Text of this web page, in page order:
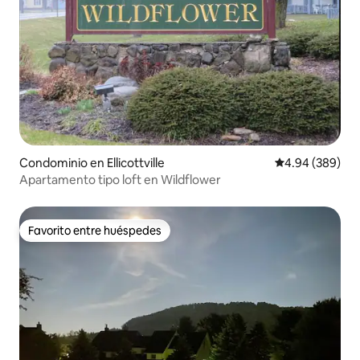
Condominio en Ellicottville Calificación
4.94 (389)
Apartamento tipo loft en Wildflower
Favorito entre huéspedes
Favorito entre huéspedes